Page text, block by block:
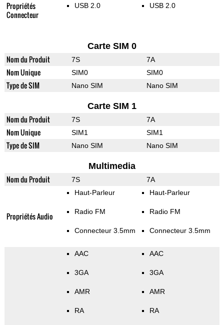
Propriétés
Connecteur
USB 2.0 USB 2.0
Carte SIM 0
Nom du Produit 7S 7A
Nom Unique SIM0 SIM0
Type de SIM Nano SIM Nano SIM
Carte SIM 1
Nom du Produit 7S 7A
Nom Unique SIM1 SIM1
Type de SIM Nano SIM Nano SIM
Multimedia
Nom du Produit 7S 7A
Propriétés Audio
Haut-Parleur
Radio FM
Connecteur 3.5mm
Haut-Parleur
Radio FM
Connecteur 3.5mm
AAC
3GA
AMR
RA
AAC
3GA
AMR
RA